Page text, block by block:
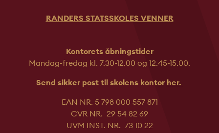
RANDERS STATSSKOLES VENNER
Kontorets åbningstider
Mandag-fredag kl. 7.30-12.00 og 12.45-15.00.
Send sikker post til skolens kontor her.
EAN NR. 5 798 000 557 871
CVR NR. 29 54 82 69
UVM INST. NR. 73 10 22